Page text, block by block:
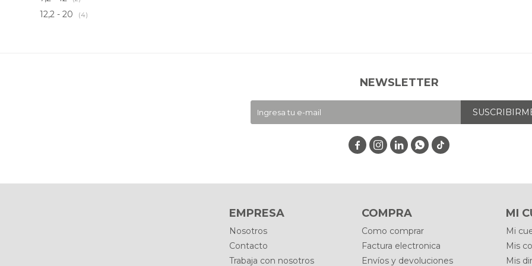
12,2 - 20 (4)
EMPRESA
Nosotros
Contacto
Trabaja con nosotros
COMPRA
Como comprar
Factura electronica
Envíos y devoluciones
MI
Mi
Mis
Mis
NEWSLETTER
   